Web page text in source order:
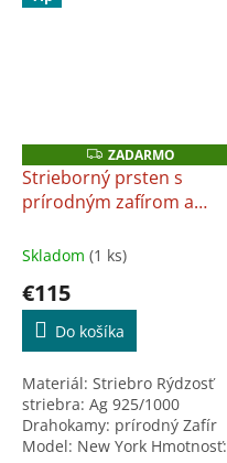
Z
A
D
A
O
ZADARMO
Strieborný prsten s
prírodným zafírom a
Univerzálna utierka na
Skladom (1 ks)
€115
Do košíka
Materiál: Striebro Rýdzosť
striebra: Ag 925/1000
Drahokamy: prírodný Zafír
Model: New York Hmotnosť: